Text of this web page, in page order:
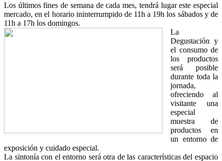
Los últimos fines de semana de cada mes, tendrá lugar este especial
mercado, en el horario ininterrumpido de 11h a 19h los sábados y de
11h a 17h los domingos.
La
Degustación y
el consumo de
los productos
será posible
durante toda la
jornada,
ofreciendo al
visitante una
especial
muestra de
productos en
un entorno de
exposición y cuidado especial.
La sintonía con el entorno será otra de las características del espacio